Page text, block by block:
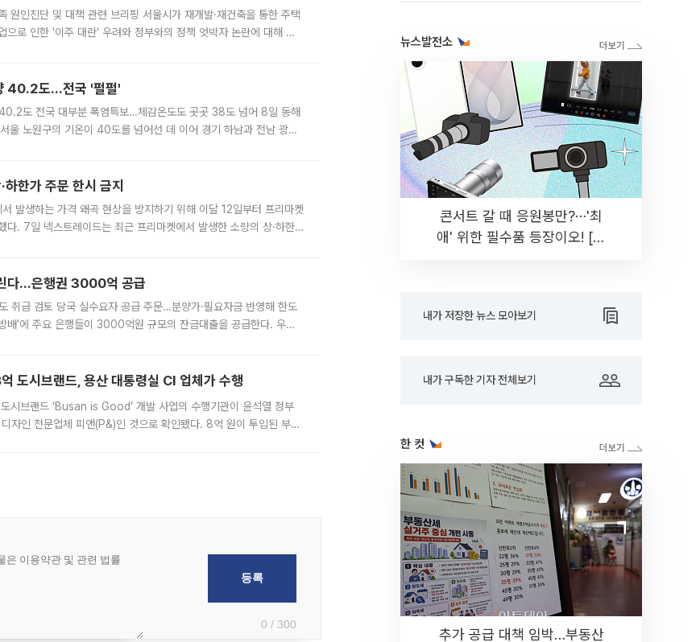
원인진단 및 대책 관련 브리핑 서울시가 재개발·재건축을 통한 주택
으로 인한 '이주 대란' 우려와 정부와의 정책 엇박자 논란에 대해 정
40.2도…전국 '펄펄'
도 전국 대부분 폭염특보…체감온도도 곳곳 38도 넘어 8일 동해
울 노원구의 기온이 40도를 넘어선 데 이어 경기 하남과 전남 광양
한가 주문 한시 금지
발생하는 가격 왜곡 현상을 방지하기 위해 이달 12일부터 프리마켓
다. 7일 넥스트레이드는 최근 프리마켓에서 발생한 소량의 상·하한
다…은행권 3000억 공급
취급 검토 당국 실수요자 공급 주문…분양가·필요자금 반영해 한도
배’에 주요 은행들이 3000억원 규모의 잔금대출을 공급한다. 우리
시브랜드, 용산 대통령실 CI 업체가 수행
시브랜드 ‘Busan is Good’ 개발 사업의 수행기관이 윤석열 정부
자인 전문업체 피앤(P&)인 것으로 확인됐다. 8억 원이 투입된 부산
0 / 300
뉴스발전소
콘서트 갈 때 응원봉만?⋯'최
애' 위한 필수품 등장이오! [솔
내가 저장한 뉴스 모아보기
내가 구독한 기자 전체보기
한 컷
추가 공급 대책 임박…부동산